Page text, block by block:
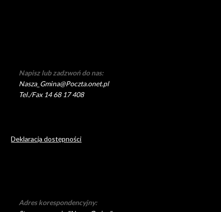
Napisz lub zadzwoń do nas:
Nasza_Gmina@Poczta.onet.pl
Tel./Fax 14 68 17 408
Deklaracja dostępności
Adres korespondencyjny: